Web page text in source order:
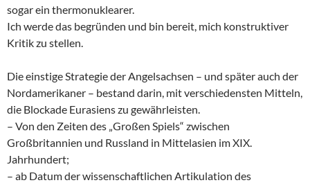
sogar ein thermonuklearer.
Ich werde das begründen und bin bereit, mich konstruktiver
Kritik zu stellen.
Die einstige Strategie der Angelsachsen – und später auch der
Nordamerikaner – bestand darin, mit verschiedensten Mitteln,
die Blockade Eurasiens zu gewährleisten.
– Von den Zeiten des „Großen Spiels“ zwischen
Großbritannien und Russland in Mittelasien im XIX.
Jahrhundert;
– ab Datum der wissenschaftlichen Artikulation des